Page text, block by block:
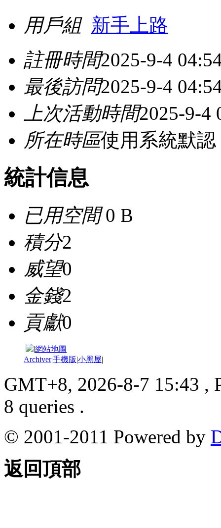
用戶組 新手上路
註冊時間2025-9-4
最後訪問2025-9-4
上次活動時間2025-9-4
所在時區使用系統默認
統計信息
已用空間0 B
積分2
威望0
金錢2
貢獻0
|網站地圖
Archiver|手機版|小黑屋|
GMT+8, 2026-8-7 15:43 ,
8 queries .
© 2001-2011 Powered by
返回頂部